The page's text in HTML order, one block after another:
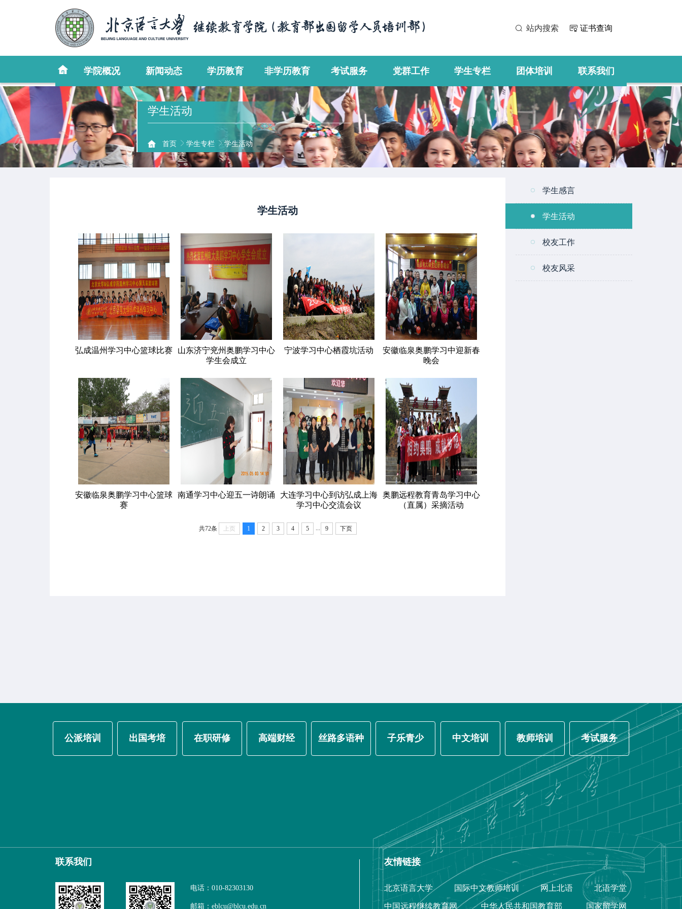
站内搜索 证书查询
学院概况 新闻动态 学历教育 非学历教育 考试服务 党群工作 学生专栏 团体培训 联系我们
学生活动
首页 学生专栏 学生活动
学生活动
弘成温州学习中心篮球比赛 山东济宁兖州奥鹏学习中心
学生会成立
宁波学习中心栖霞坑活动
安徽临泉奥鹏学习中迎新春
晚会
安徽临泉奥鹏学习中心篮球
赛
南通学习中心迎五一诗朗诵 大连学习中心到访弘成上海
学习中心交流会议
奥鹏远程教育青岛学习中心
（直属）采摘活动
共72条 上页 1 2 3 4 5 9 下页
学生感言
学生活动
校友工作
校友风采
公派培训 出国考培 在职研修 高端财经 丝路多语种 子乐青少 中文培训 教师培训 考试服务
联系我们
电话：010-82303130
邮箱：eblcu@blcu.edu.cn
友情链接
北京语言大学 国际中文教师培训 网上北语 北语学堂
中国远程继续教育网 中华人民共和国教育部 国家留学网